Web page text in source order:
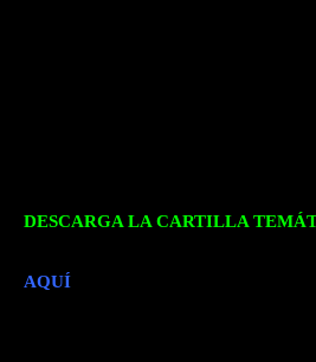
DESCARGA LA CARTILLA
AQUÍ